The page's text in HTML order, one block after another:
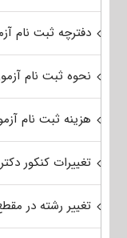
دفترچه ثبت نام
نحوه ثبت نام آزمون
هزینه ثبت نام
تغییرات کنکور دکتری
تغییر رشته در